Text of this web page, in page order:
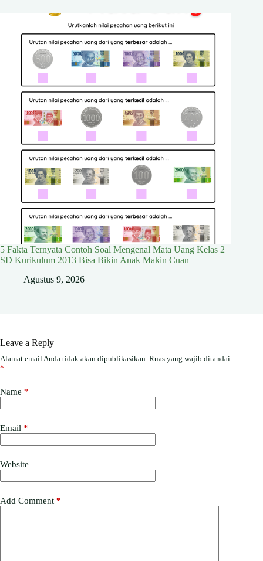
5 Fakta Ternyata Contoh Soal Mengenal Mata Uang Kelas 2
SD Kurikulum 2013 Bisa Bikin Anak Makin Cuan
Agustus 9, 2026
Leave a Reply
Alamat email Anda tidak akan dipublikasikan. Ruas yang wajib ditandai
*
Name *
Email *
Website
Add Comment *